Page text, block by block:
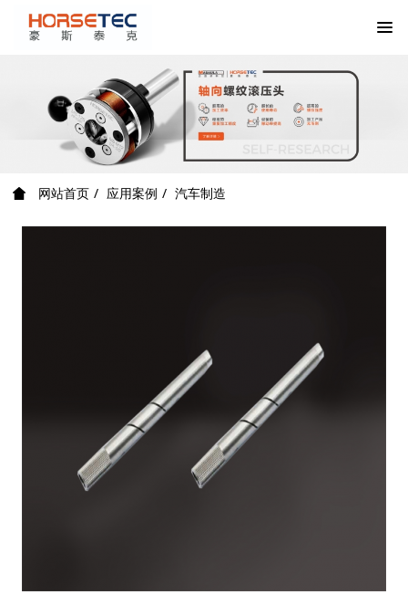
网站首页 应用案例 汽车制造